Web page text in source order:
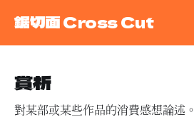
鋸切面 Cross Cut
賞析
對某部或某些作品的消費感想論述。